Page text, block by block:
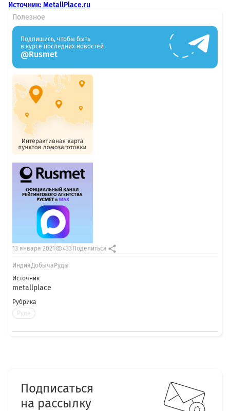
Источник: MetallPlace.ru
Источник
metallplace
Рубрика
Руда
13 января 2021 433 Поделиться
ИндияДобычаРуды
Полезное
Подпишись, чтобы быть
в курсе последних новостей
@Rusmet
Подписаться
на рассылку